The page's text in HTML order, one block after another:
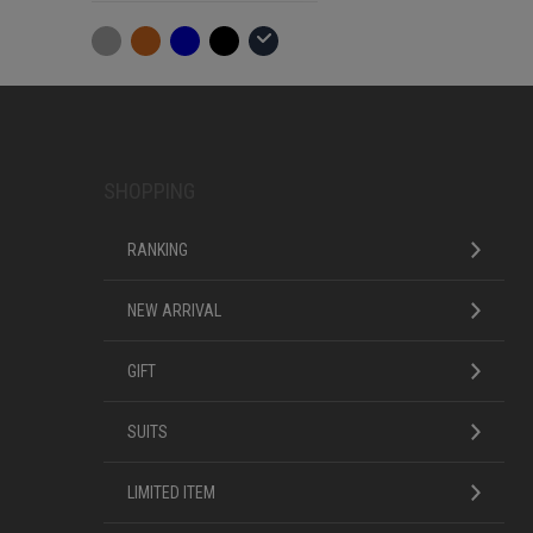
RANKING
NEW ARRIVAL
GIFT
SUITS
LIMITED ITEM